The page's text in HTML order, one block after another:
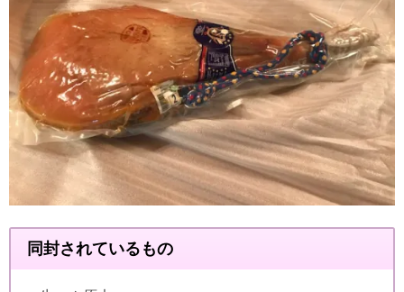
同封されているもの